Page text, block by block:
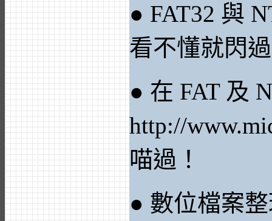
● FAT32 與
看不懂就閃
● 在 FAT 及
http://
喵過！
● 數位檔案